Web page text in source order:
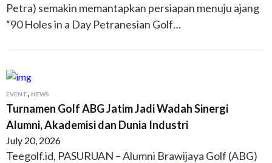
Petra) semakin memantapkan persiapan menuju ajang
“90 Holes in a Day Petranesian Golf…
EVENT, NEWS
Turnamen Golf ABG Jatim Jadi Wadah Sinergi
Alumni, Akademisi dan Dunia Industri
July 20, 2026
Teegolf.id, PASURUAN – Alumni Brawijaya Golf (ABG)